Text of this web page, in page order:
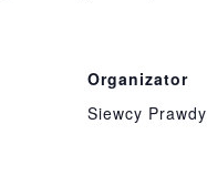
Organizator
Siewcy Prawdy